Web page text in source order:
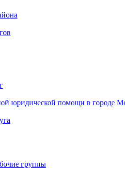
юридической помощи в городе
группы